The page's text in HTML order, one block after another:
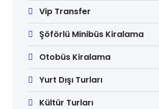
Vip Transfer
Şöförlü Minibüs Kiralama
Otobüs Kiralama
Yurt Dışı Turları
Kültür Turları